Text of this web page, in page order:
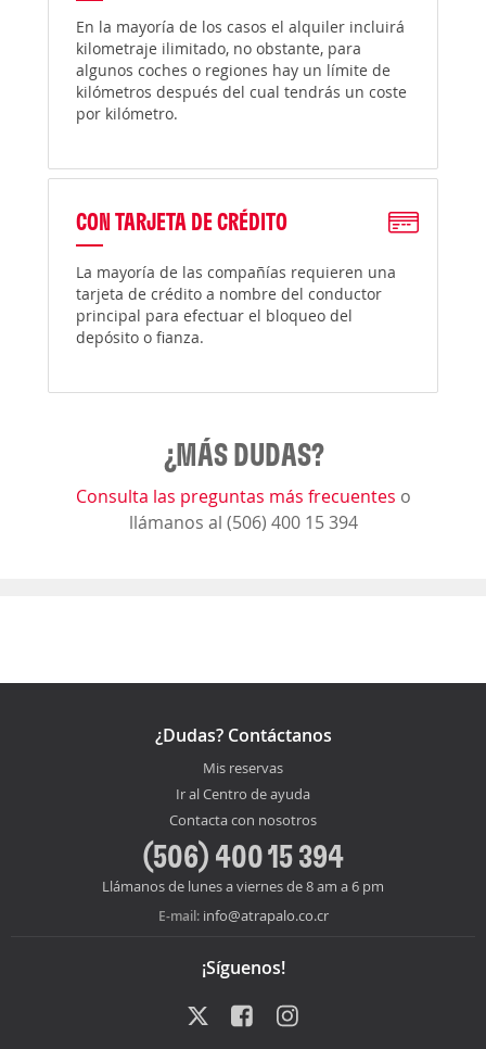
En la mayoría de los casos el alquiler incluirá
kilometraje ilimitado, no obstante, para
algunos coches o regiones hay un límite de
kilómetros después del cual tendrás un coste
por kilómetro.
CON TARJETA DE CRÉDITO
La mayoría de las compañías requieren una
tarjeta de crédito a nombre del conductor
principal para efectuar el bloqueo del
depósito o fianza.
¿MÁS DUDAS?
Consulta las preguntas más frecuentes o
llámanos al (506) 400 15 394
¿Dudas? Contáctanos
Mis reservas
Ir al Centro de ayuda
Contacta con nosotros
(506) 400 15 394
Llámanos de lunes a viernes de 8 am a 6 pm
E-mail: info@atrapalo.co.cr
¡Síguenos!